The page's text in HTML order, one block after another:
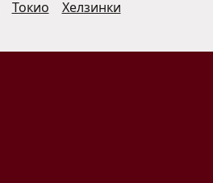
Токио Хелзинки